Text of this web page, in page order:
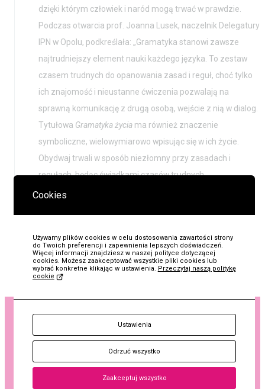
KUP
Bilet
dzięki którym człowiek i naród mogą trwać w prawdzie.
Podczas otwarcia prof. Joanna Lusek, naczelnik Delegatury
IPN w Opolu, podkreślała: „Gramatyka stanowi zawsze
najtrudniejszy element nauki każdego języka. To zestaw
czasem trudnych do opanowania zasad i reguł, choć tylko
ich znajomość i nieustanne ćwiczenia pozwalają na
sprawną komunikację z drugą osobą, wejście z nią w dialog.
Tytułowa Gramatyka życia ma również znaczenie
symboliczne, wielowymiarowo wpisując się w ich życie.
Obydwaj trwali w sposób niezłomny przy zasadach i
regułach, będąc świadkami czasów trudnych,
przedkładając «być» ponad «mieć»”.
Do obejrzenia wystawy zapraszają siostry niepokalanki,
które zainicjowały niedawno cykl spotkań inspirowanych
duchowością bł. s. Marceliny Darłowskiej CSIC, założycielki
Zgromadzenia SS. Niepokalanego Poczęcia NMP.
papież Jan Paweł II
prymas Stefan Wyszyński
Cookies
Używamy plików cookies w celu dostosowania zawartości strony
do Twoich preferencji i zapewnienia lepszych doświadczeń.
Więcej informacji znajdziesz w naszej polityce dotyczącej
cookies. Możesz zaakceptować wszystkie pliki cookies lub
wybrać konkretne klikając w ustawienia. Przeczytaj naszą politykę
cookie
Ustawienia
Odrzuć wszystko
Zaakceptuj wszystko